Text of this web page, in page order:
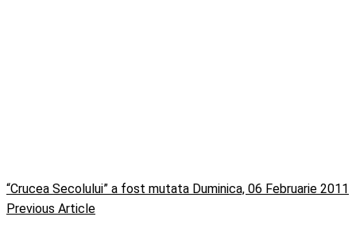
“Crucea Secolului” a fost mutata Duminica, 06 Februarie 2011
Previous Article